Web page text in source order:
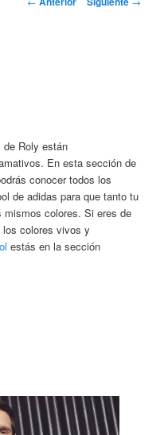
de Roly están
En esta sección de
conocer todos los
de adidas para que tanto tu
colores. Si eres de
colores vivos y
estás en la sección